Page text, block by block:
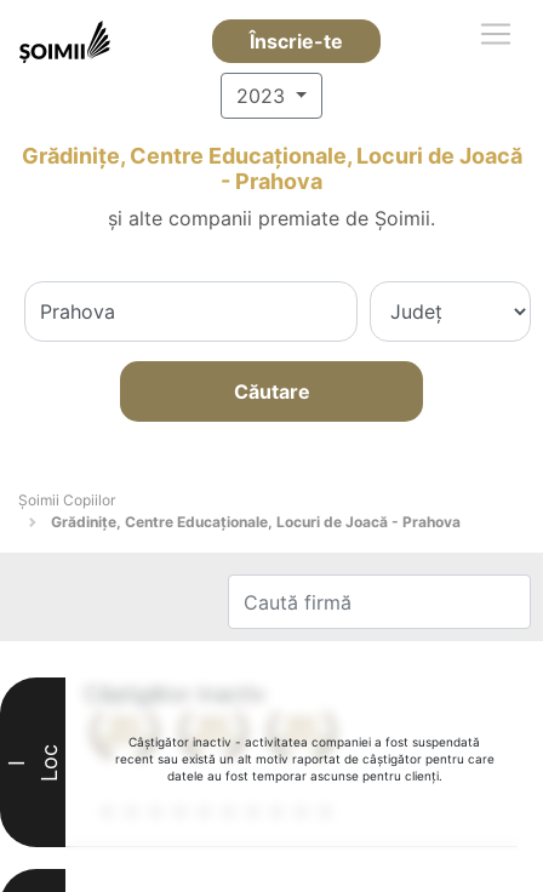
Înscrie-te
2023
Grădinițe, Centre Educaționale, Locuri de Joacă
- Prahova
și alte companii premiate de Șoimii.
Căutare
Șoimii Copiilor
Grădinițe, Centre Educaționale, Locuri de Joacă - Prahova
Câștigător inactiv - activitatea companiei a fost suspendată
recent sau există un alt motiv raportat de câștigător pentru care
datele au fost temporar ascunse pentru clienți.
I Loc